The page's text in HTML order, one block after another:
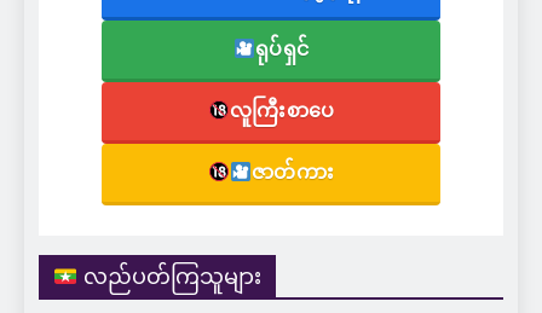
ရုပ်ရှင်
လူကြီးစာပေ
ဇာတ်ကား
လည်ပတ်ကြသူများ